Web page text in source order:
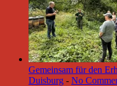
Gemeinsam für den
Duisburg - No